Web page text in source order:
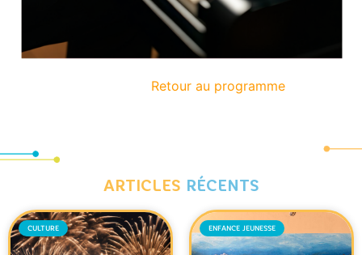
Retour au programme
ARTICLES RÉCENTS
CULTURE ENFANCE JEUNESSE